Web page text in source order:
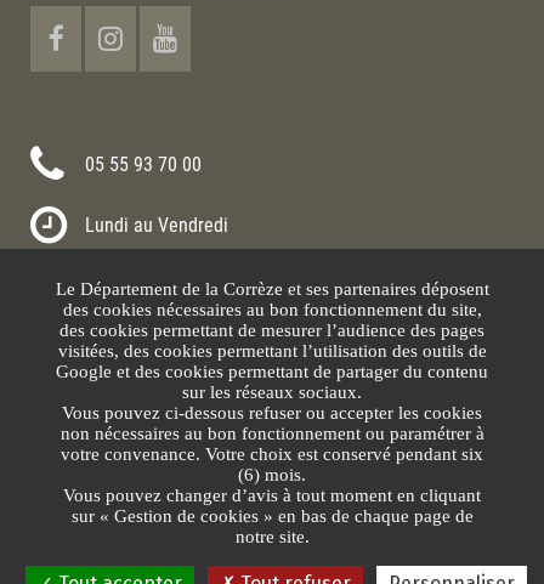
Protection des données Gestion des cookies
05 55 93 70 00
Lundi au Vendredi
Nous contacter
Le Département de la Corrèze et ses partenaires déposent
des cookies nécessaires au bon fonctionnement du site,
des cookies permettant de mesurer l’audience des pages
visitées, des cookies permettant l’utilisation des outils de
Google et des cookies permettant de partager du contenu
sur les réseaux sociaux.
Vous pouvez ci-dessous refuser ou accepter les cookies
non nécessaires au bon fonctionnement ou paramétrer à
votre convenance. Votre choix est conservé pendant six
(6) mois.
Vous pouvez changer d’avis à tout moment en cliquant
sur « Gestion de cookies » en bas de chaque page de
notre site.